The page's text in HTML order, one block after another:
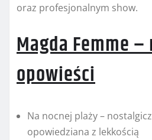
oraz profesjonalnym show.
Magda Femme
opowieści
Na nocnej plaży –
opowiedziana z lekkością